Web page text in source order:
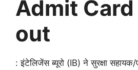
Admit
out
: इंटेलिजेंस ब्यूरो (IB) ने सुरक्षा सहायक/